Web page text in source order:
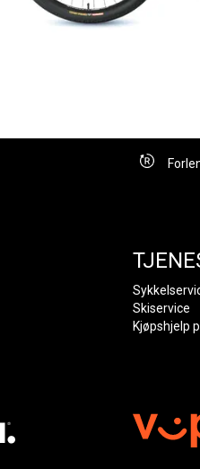
Skiservice
Kjøpshjelp